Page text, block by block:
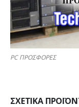
PC ΠΡΟΣΦΟΡΕΣ
ΣΧΕΤΙΚΆ